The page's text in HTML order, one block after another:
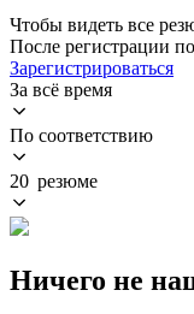
Чтобы видеть все
После регистрации
Зарегистрироваться
За всё время
По соответствию
20 резюме
Ничего не